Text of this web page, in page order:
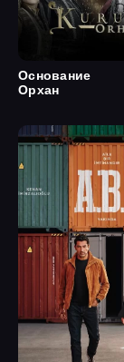
Основание
Орхан